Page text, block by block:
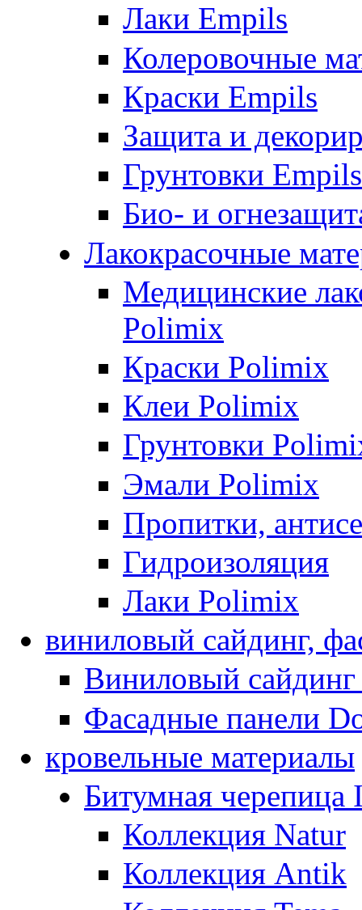
Лаки Empils
Колеровочные
Краски Empils
Защита и
Грунтовки Empils
Био- и
Лакокрасочные
Медицинские
Polimix
Краски Polimix
Клеи Polimix
Грунтовки
Эмали Polimix
Пропитки,
Гидроизоляция
Лаки Polimix
виниловый сайдинг,
Виниловый
Фасадные панели
кровельные материалы
Битумная черепица
Коллекция Natur
Коллекция Antik